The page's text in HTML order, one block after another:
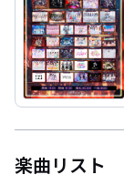
楽曲リスト